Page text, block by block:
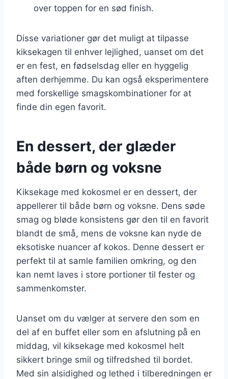
over toppen for en sød finish.
Disse variationer gør det muligt at tilpasse
kiksekagen til enhver lejlighed, uanset om det
er en fest, en fødselsdag eller en hyggelig
aften derhjemme. Du kan også eksperimentere
med forskellige smagskombinationer for at
finde din egen favorit.
En dessert, der glæder
både børn og voksne
Kiksekage med kokosmel er en dessert, der
appellerer til både børn og voksne. Dens søde
smag og bløde konsistens gør den til en favorit
blandt de små, mens de voksne kan nyde de
eksotiske nuancer af kokos. Denne dessert er
perfekt til at samle familien omkring, og den
kan nemt laves i store portioner til fester og
sammenkomster.
Uanset om du vælger at servere den som en
del af en buffet eller som en afslutning på en
middag, vil kiksekage med kokosmel helt
sikkert bringe smil og tilfredshed til bordet.
Med sin alsidighed og lethed i tilberedningen er